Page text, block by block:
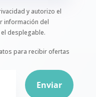
y autorizo el
información del
desplegable.
para recibir ofertas
Enviar